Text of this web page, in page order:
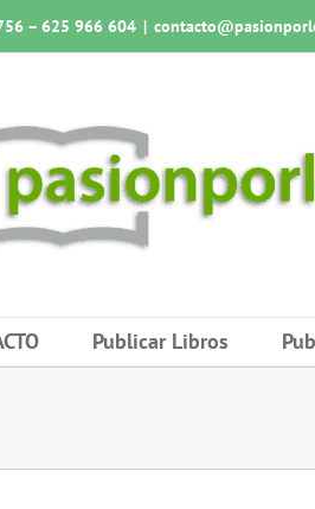
– 625 966 604 |
Publicar Libros